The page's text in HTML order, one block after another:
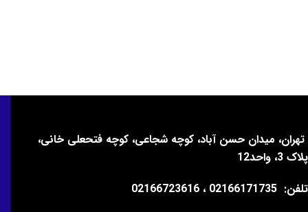
تهران، میدان حسن آباد، کوچه شجاعی، کوچه فتحعلی خانی،
پلاک 3، واحد12
تلفن: